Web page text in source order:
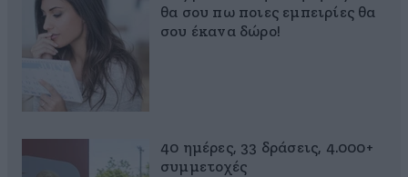
θα σου πω ποιες εμπειρίες θα
σου έκανα δώρο!
40 ημέρες, 33 δράσεις, 4.000+
συμμετοχές